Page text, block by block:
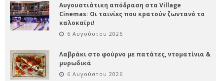
Αυγουστιάτικη απόδραση στα Village
Cinemas: Οι ταινίες που κρατούν ζωντανό το
καλοκαίρι!
6 Αυγούστου 2026
Λαβράκι στο φούρνο με πατάτες, ντοματίνια &
μυρωδικά
6 Αυγούστου 2026